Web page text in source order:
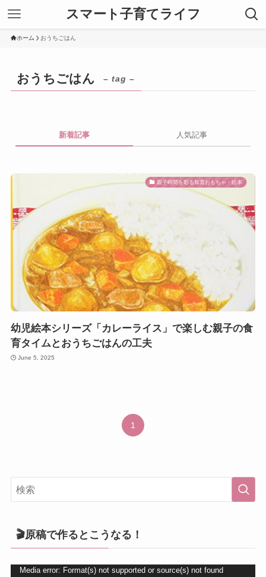
スマート子育てライフ
ホーム おうちごはん
おうちごはん – tag –
新着記事 人気記事
親子時間を彩る知育おもちゃ・絵本
幼児絵本シリーズ「カレーライス」で楽しむ親子の食
育タイムとおうちごはんの工夫
June 5, 2025
1
🎬原稿で作るとこうなる！
Media error: Format(s) not supported or source(s) not found